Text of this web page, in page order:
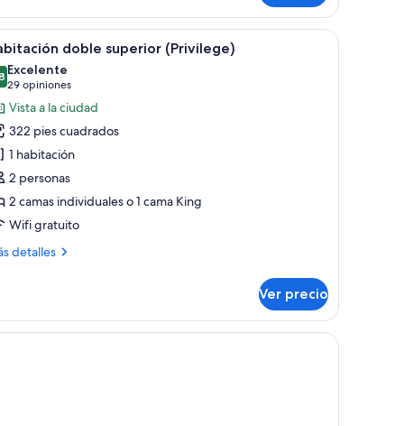
en la pared.
dos lámparas de noche, un escritorio con una silla y un espejo amplio.
Habitación de hotel moderna con una
7 doble superior (Privilege)
de 10
Excelente
29 opiniones
(29
opiniones)
Vista a la ciudad
322 pies cuadrados
1 habitación
2 personas
2 camas individuales o 1 cama King
Wifi gratuito
detalles
Ver precio
pantalla plana y una ventana con cortinas.